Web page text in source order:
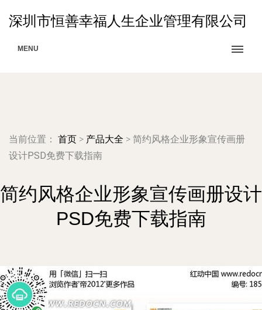
深圳市恒善幸福人生企业管理有限公司
MENU
当前位置： 首页 > 产品大全 > 简约风格企业形象宣传画册
设计PSD免费下载指南
简约风格企业形象宣传画册设计
PSD免费下载指南